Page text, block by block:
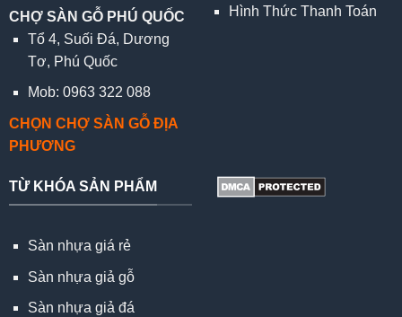
CHỢ SÀN GỖ PHÚ QUỐC
Tổ 4, Suối Đá, Dương
Tơ, Phú Quốc
Mob: 0963 322 088
CHỌN CHỢ SÀN GỖ ĐỊA
PHƯƠNG
Hình Thức Thanh Toán
TỪ KHÓA SẢN PHẨM
Sàn nhựa giá rẻ
Sàn nhựa giả gỗ
Sàn nhựa giả đá